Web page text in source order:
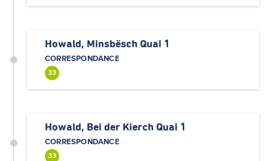
Howald, Minsbësch Quai 1
CORRESPONDANCE
33
Howald, Bei der Kierch Quai 1
CORRESPONDANCE
33